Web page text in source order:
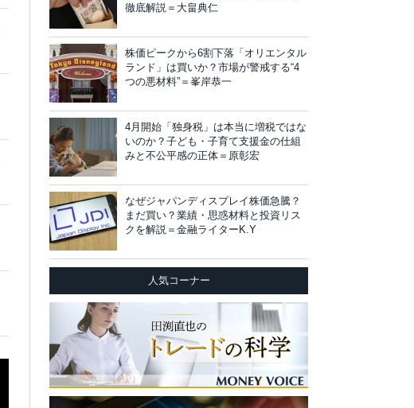
徹底解説＝大畠典仁
株価ピークから6割下落「オリエンタル
ランド」は買いか？市場が警戒する“4
つの悪材料”＝峯岸恭一
4月開始「独身税」は本当に増税ではな
いのか？子ども・子育て支援金の仕組
みと不公平感の正体＝原彰宏
なぜジャパンディスプレイ株価急騰？
まだ買い？業績・思惑材料と投資リス
クを解説＝金融ライターK.Y
人気コーナー